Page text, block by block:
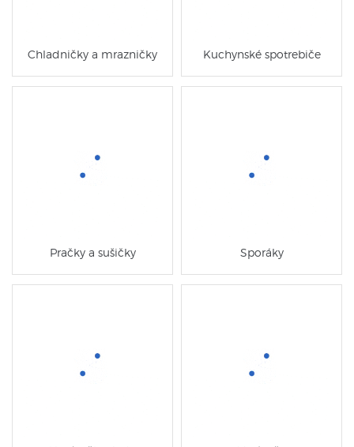
Chladničky a mrazničky Kuchynské spotrebiče
Pračky a sušičky Sporáky